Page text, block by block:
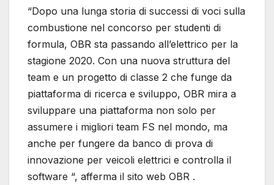
“Dopo una lunga storia di successi di voci sulla
combustione nel concorso per studenti di
formula, OBR sta passando all’elettrico per la
stagione 2020. Con una nuova struttura del
team e un progetto di classe 2 che funge da
piattaforma di ricerca e sviluppo, OBR mira a
sviluppare una piattaforma non solo per
assumere i migliori team FS nel mondo, ma
anche per fungere da banco di prova di
innovazione per veicoli elettrici e controlla il
software “, afferma il sito web OBR .